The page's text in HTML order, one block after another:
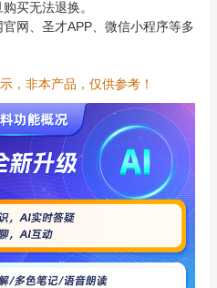
买无法退换。
网、圣才APP、微信小程序等多
，非本产品，仅供参考！